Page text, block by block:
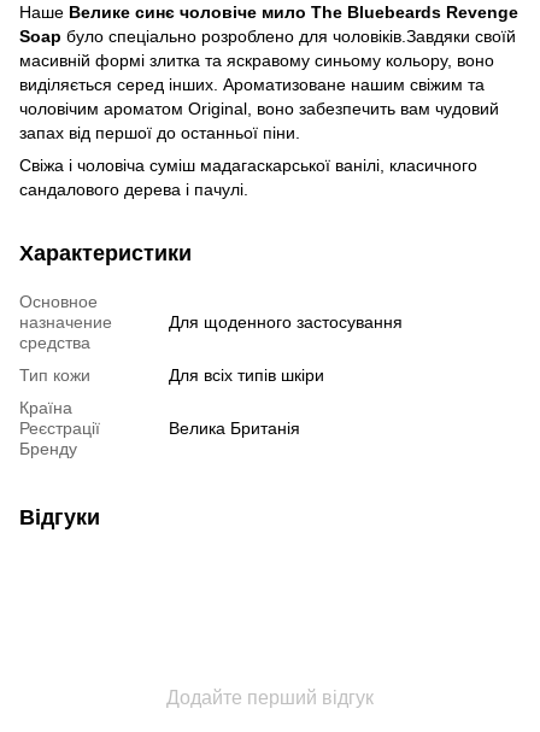
Наше Велике синє чоловіче мило The Bluebeards Revenge
Soap було спеціально розроблено для чоловіків.Завдяки своїй
масивній формі злитка та яскравому синьому кольору, воно
виділяється серед інших. Ароматизоване нашим свіжим та
чоловічим ароматом Original, воно забезпечить вам чудовий
запах від першої до останньої піни.
Свіжа і чоловіча суміш мадагаскарської ванілі, класичного
сандалового дерева і пачулі.
Характеристики
Основное
назначение
средства
Для щоденного застосування
Тип кожи
Для всіх типів шкіри
Країна
Реєстрації
Бренду
Велика Британія
Відгуки
Додайте перший відгук